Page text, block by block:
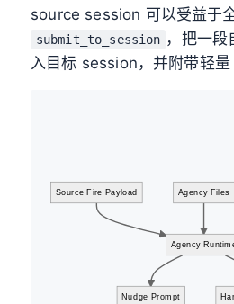
source session 可以受益于
submit_to_session ，把一
入目标 session，并附带轻量
Source Fire Payload
Agency
Agency Files
Nudge Prompt